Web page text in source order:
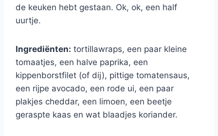
de keuken hebt gestaan. Ok, ok, een half
uurtje.
Ingrediënten: tortillawraps, een paar kleine
tomaatjes, een halve paprika, een
kippenborstfilet (of dij), pittige tomatensaus,
een rijpe avocado, een rode ui, een paar
plakjes cheddar, een limoen, een beetje
geraspte kaas en wat blaadjes koriander.